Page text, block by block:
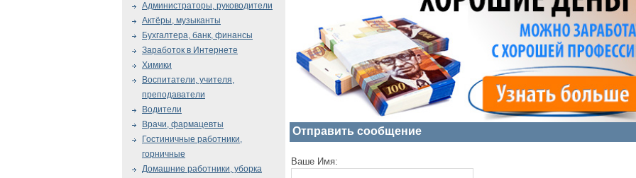
Отправить сообщение
Ваше Имя:
Администраторы, руководители
Актёры, музыканты
Бухгалтера, банк, финансы
Заработок в Интернете
Химики
Воспитатели, учителя,
преподаватели
Водители
Врачи, фармацевты
Гостиничные работники,
горничные
Домашние работники, уборка